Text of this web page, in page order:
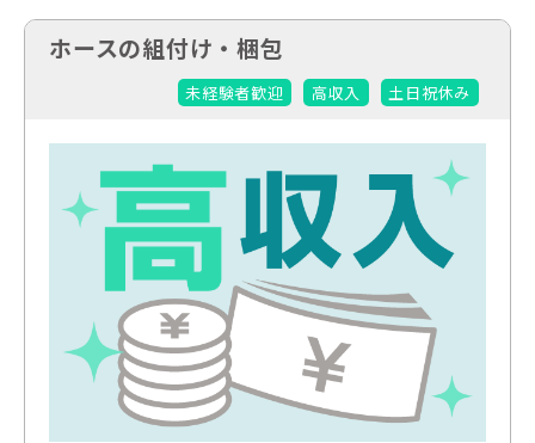
ホースの組付け・梱包
未経験者歓迎 高収入 土日祝休み